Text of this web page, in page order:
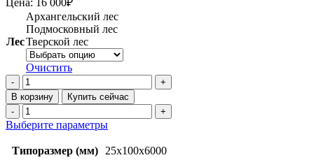
Цена: 16 000₽
Лес
Архангельский лес
Подмосковный лес
Тверской лес
Очистить
Количество
товара
Доска
обрезная
25х100х6000
1
В корзину Купить сейчас
Количество
товара
Доска
обрезная
25х100х6000
Выберите параметрыЭтот
имеет
Типоразмер (мм) 25х100х6000